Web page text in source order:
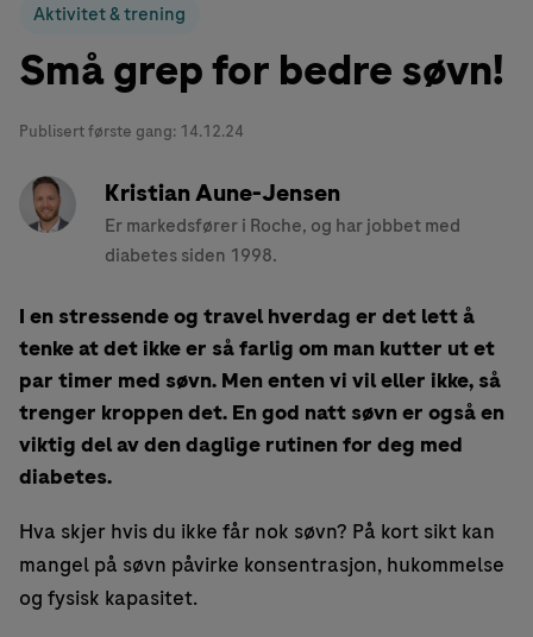
Aktivitet & trening
Små grep for bedre søvn!
Publisert første gang: 14.12.24
Kristian Aune-Jensen
Er markedsfører i Roche, og har jobbet med
diabetes siden 1998.
I en stressende og travel hverdag er det lett å
tenke at det ikke er så farlig om man kutter ut et
par timer med søvn. Men enten vi vil eller ikke, så
trenger kroppen det. En god natt søvn er også en
viktig del av den daglige rutinen for deg med
diabetes.
Hva skjer hvis du ikke får nok søvn? På kort sikt kan
mangel på søvn påvirke konsentrasjon, hukommelse
og fysisk kapasitet.